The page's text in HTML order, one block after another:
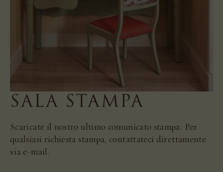
SALA STAMPA
Scaricate il nostro ultimo comunicato stampa. Per
qualsiasi richiesta stampa, contattateci direttamente
via e-mail.